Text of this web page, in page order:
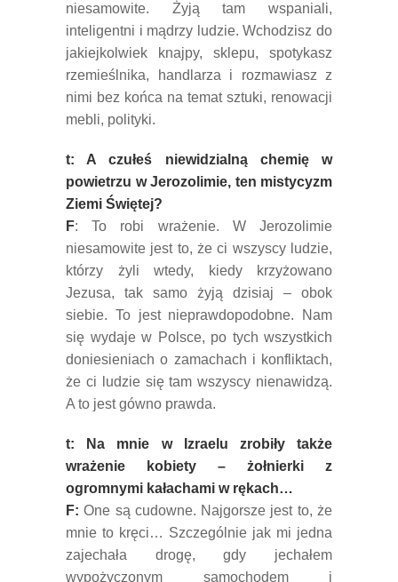
niesamowite. Żyją tam wspaniali,
inteligentni i mądrzy ludzie. Wchodzisz do
jakiejkolwiek knajpy, sklepu, spotykasz
rzemieślnika, handlarza i rozmawiasz z
nimi bez końca na temat sztuki, renowacji
mebli, polityki.
t: A czułeś niewidzialną chemię w
powietrzu w Jerozolimie, ten mistycyzm
Ziemi Świętej?
F: To robi wrażenie. W Jerozolimie
niesamowite jest to, że ci wszyscy ludzie,
którzy żyli wtedy, kiedy krzyżowano
Jezusa, tak samo żyją dzisiaj – obok
siebie. To jest nieprawdopodobne. Nam
się wydaje w Polsce, po tych wszystkich
doniesieniach o zamachach i konfliktach,
że ci ludzie się tam wszyscy nienawidzą.
A to jest gówno prawda.
t: Na mnie w Izraelu zrobiły także
wrażenie kobiety – żołnierki z
ogromnymi kałachami w rękach…
F: One są cudowne. Najgorsze jest to, że
mnie to kręci… Szczególnie jak mi jedna
zajechała drogę, gdy jechałem
wypożyczonym samochodem i